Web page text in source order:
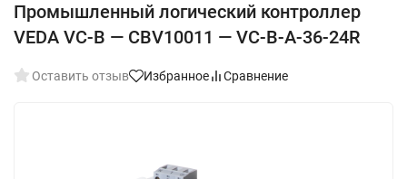
Промышленный логический контроллер
VEDA VC-B — CBV10011 — VC-В-A-36-24R
Оставить отзыв Избранное Сравнение